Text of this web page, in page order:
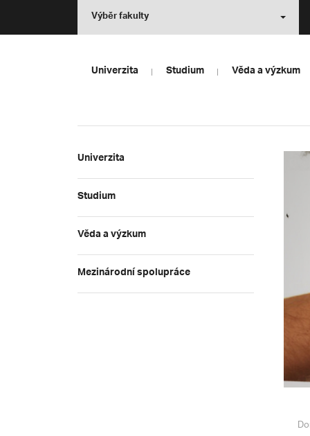
Výběr fakulty
Univerzita Studium Věda a výzkum
Univerzita
Studium
Věda a výzkum
Mezinárodní spolupráce